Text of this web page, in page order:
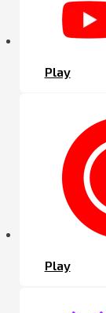
Play
Play